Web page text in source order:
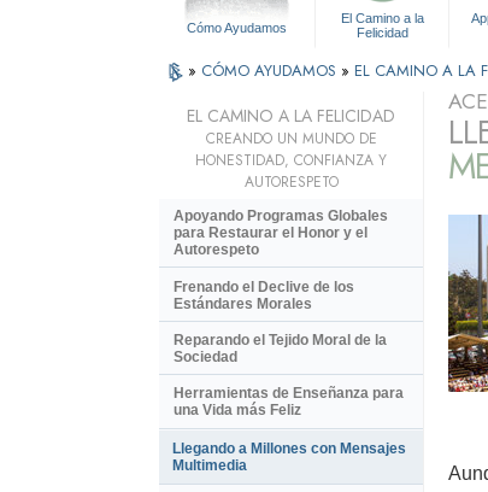
Cómo Ayudamos
El Camino a la
Felicidad
» CÓMO AYUDAMOS » EL CAMINO A LA
EL CAMINO A LA FELICIDAD
CREANDO UN MUNDO DE
HONESTIDAD, CONFIANZA Y
AUTORESPETO
Apoyando Programas Globales
para Restaurar el Honor y el
Autorespeto
Frenando el Declive de los
Estándares Morales
Reparando el Tejido Moral de la
Sociedad
Herramientas de Enseñanza para
una Vida más Feliz
Llegando a Millones con Mensajes
Multimedia